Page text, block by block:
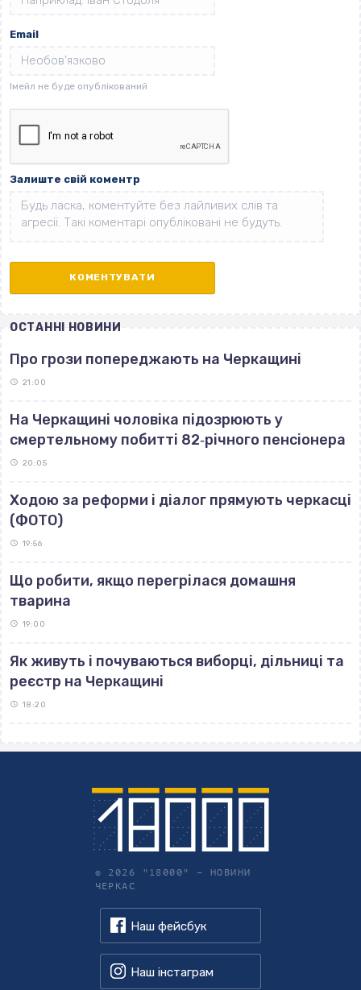
Email
Залиште свій коментр
ОСТАННІ НОВИНИ
Про грози попереджають на Черкащині
21:00
На Черкащині чоловіка підозрюють у
смертельному побитті 82‐річного пенсіонера
20:05
Ходою за реформи і діалог прямують черкасці
(ФОТО)
19:56
Що робити, якщо перегрілася домашня
тварина
19:00
Як живуть і почуваються виборці, дільниці та
реєстр на Черкащині
18:20
© 2026 "18000" – НОВИНИ
ЧЕРКАС
Наш фейсбук
Наш інстаграм